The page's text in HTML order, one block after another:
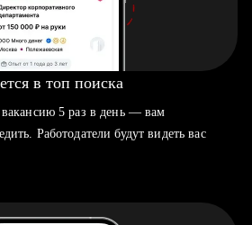
в топ поиска
5 раз в день — вам
Работодатели будут видеть вас